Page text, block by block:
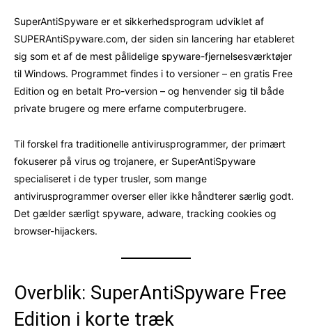
SuperAntiSpyware er et sikkerhedsprogram udviklet af
SUPERAntiSpyware.com, der siden sin lancering har etableret
sig som et af de mest pålidelige spyware-fjernelsesværktøjer
til Windows. Programmet findes i to versioner – en gratis Free
Edition og en betalt Pro-version – og henvender sig til både
private brugere og mere erfarne computerbrugere.
Til forskel fra traditionelle antivirusprogrammer, der primært
fokuserer på virus og trojanere, er SuperAntiSpyware
specialiseret i de typer trusler, som mange
antivirusprogrammer overser eller ikke håndterer særlig godt.
Det gælder særligt spyware, adware, tracking cookies og
browser-hijackers.
Overblik: SuperAntiSpyware Free
Edition i korte træk